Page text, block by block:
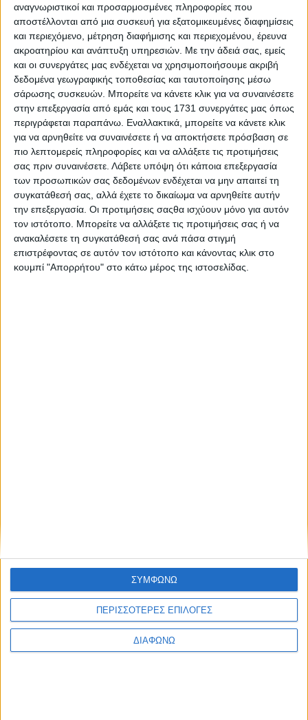
αναγνωριστικοί και προσαρμοσμένες πληροφορίες που
αποστέλλονται από μια συσκευή για εξατομικευμένες διαφημίσεις
και περιεχόμενο, μέτρηση διαφήμισης και περιεχομένου, έρευνα
ακροατηρίου και ανάπτυξη υπηρεσιών. Με την άδειά σας, εμείς
και οι συνεργάτες μας ενδέχεται να χρησιμοποιήσουμε ακριβή
δεδομένα γεωγραφικής τοποθεσίας και ταυτοποίησης μέσω
σάρωσης συσκευών. Μπορείτε να κάνετε κλικ για να συναινέσετε
στην επεξεργασία από εμάς και τους 1731 συνεργάτες μας όπως
περιγράφεται παραπάνω. Εναλλακτικά, μπορείτε να κάνετε κλικ
για να αρνηθείτε να συναινέσετε ή να αποκτήσετε πρόσβαση σε
πιο λεπτομερείς πληροφορίες και να αλλάξετε τις προτιμήσεις
σας πριν συναινέσετε. Λάβετε υπόψη ότι κάποια επεξεργασία
των προσωπικών σας δεδομένων ενδέχεται να μην απαιτεί τη
συγκατάθεσή σας, αλλά έχετε το δικαίωμα να αρνηθείτε αυτήν
την επεξεργασία. Οι προτιμήσεις σαςθα ισχύουν μόνο για αυτόν
τον ιστότοπο. Μπορείτε να αλλάξετε τις προτιμήσεις σας ή να
ανακαλέσετε τη συγκατάθεσή σας ανά πάσα στιγμή
επιστρέφοντας σε αυτόν τον ιστότοπο και κάνοντας κλικ στο
κουμπί "Απορρήτου" στο κάτω μέρος της ιστοσελίδας.
ΠΕΡΙΣΣΟΤΕΡΕΣ ΕΠΙΛΟΓΕΣ
ΔΙΑΦΩΝΩ
ΣΥΜΦΩΝΩ
Ένα φαντασμαγορικό show με εκπληκτικούς
ακροβάτες, χορευτές , τραγουδιστές , μάγους κι ότι
βάλει ο νους σας για να ζήσετε ένα παραμύθι στο
εντυπωσιακό χώρο του Alar στην Χερσόνησσο !
Μια Χριστουγιεννάτικη παράσταση που θα σας κόψει
την ανάσα, με τον μοναδικό ιπτάμενο Άγιο Βασίλη!
Διεθνώς αναγνωρισμένοι μάγοι, εκπληκτικά
ακροβατικά, ξεκαρδιστική κωμωδία, τραγουδιστές και
χορευτές θα σας κάνουν να νιώσετε την χαρά των
Χριστουγέννων και θα σας γυρίσουν πίσω στην παιδική
σας ηλικία… !
Ενημέρωση Πολιτισμός Ψυχαγωγία
Classics Επικοινωνία H Eταιρεία
Trailers